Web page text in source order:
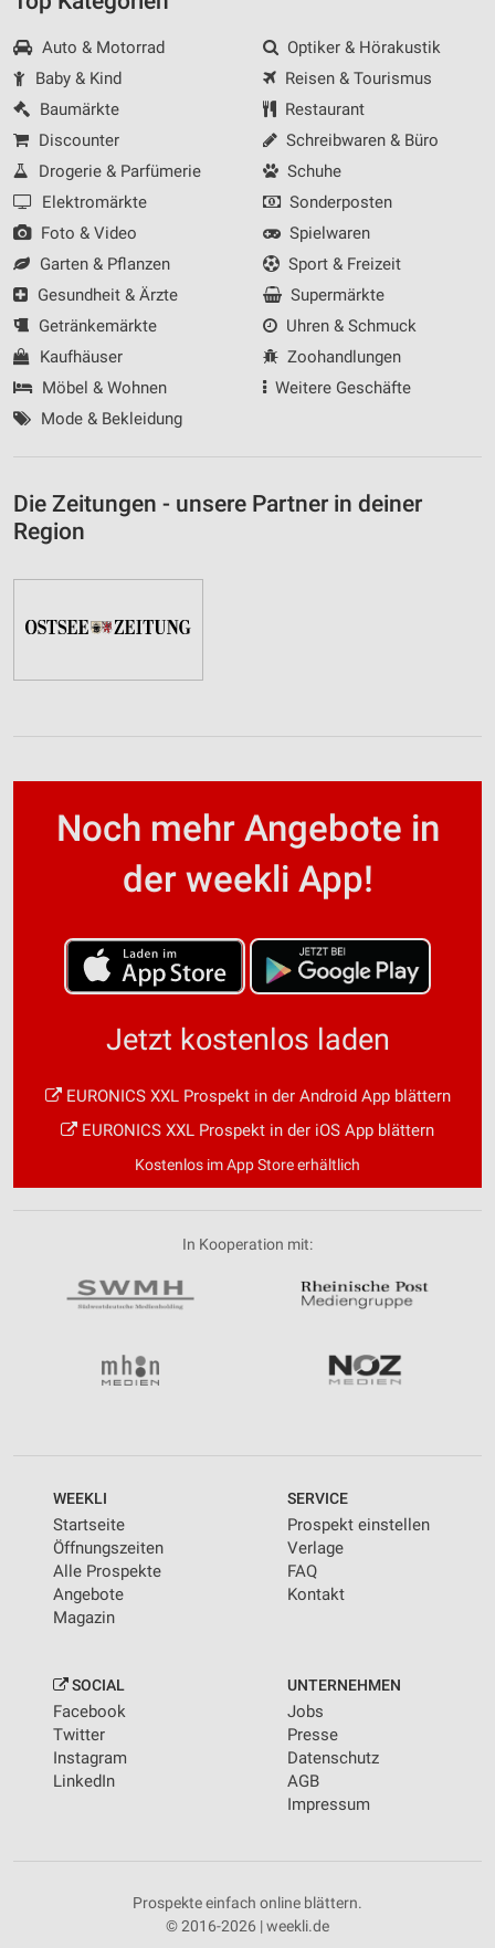
Auto & Motorrad
Baby & Kind
Baumärkte
Discounter
Drogerie & Parfümerie
Elektromärkte
Foto & Video
Garten & Pflanzen
Gesundheit & Ärzte
Getränkemärkte
Kaufhäuser
Möbel & Wohnen
Mode & Bekleidung
Optiker & Hörakustik
Reisen & Tourismus
Restaurant
Schreibwaren & Büro
Schuhe
Sonderposten
Spielwaren
Sport & Freizeit
Supermärkte
Uhren & Schmuck
Zoohandlungen
Weitere Geschäfte
Die Zeitungen - unsere Partner in deiner
Region
Noch mehr Angebote in
der weekli App!
Jetzt kostenlos laden
EURONICS XXL Prospekt in der Android App blättern
EURONICS XXL Prospekt in der iOS App blättern
Kostenlos im App Store erhältlich
In Kooperation mit:
WEEKLI
Startseite
Öffnungszeiten
Alle Prospekte
Angebote
Magazin
SERVICE
Prospekt einstellen
Verlage
FAQ
Kontakt
SOCIAL
Facebook
Twitter
Instagram
LinkedIn
UNTERNEHMEN
Jobs
Presse
Datenschutz
AGB
Impressum
Prospekte einfach online blättern.
© 2016-2026 | weekli.de